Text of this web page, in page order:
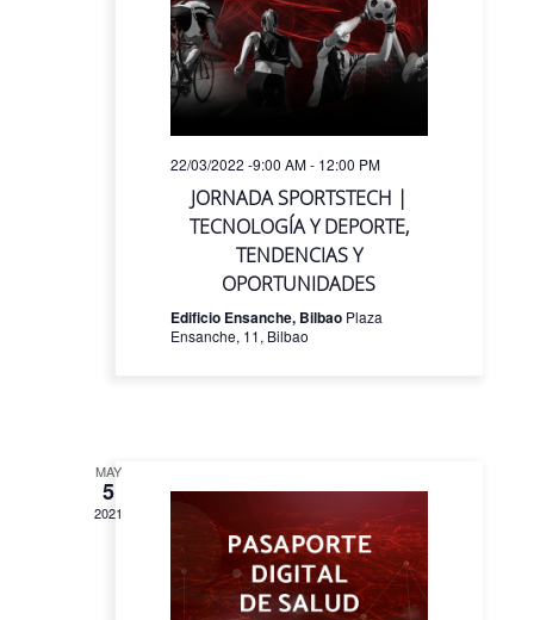
22/03/2022 -9:00 AM- 12:00 PM
JORNADA SPORTSTECH |
TECNOLOGÍA Y DEPORTE,
TENDENCIAS Y
OPORTUNIDADES
Edificio Ensanche, Bilbao Plaza
Ensanche, 11, Bilbao
MAY
5
2021